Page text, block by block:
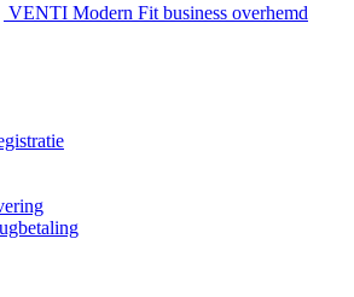
VENTI Modern Fit business overhemd